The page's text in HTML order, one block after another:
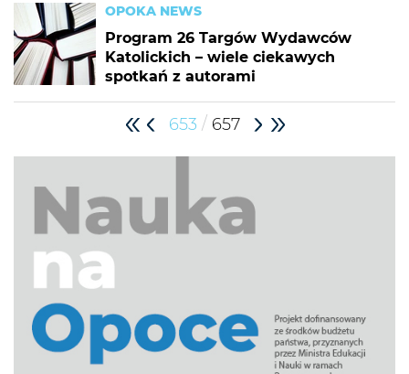
OPOKA NEWS
Program 26 Targów Wydawców
Katolickich – wiele ciekawych
spotkań z autorami
653 / 657